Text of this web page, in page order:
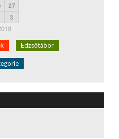
27
3
Edzsőtábor